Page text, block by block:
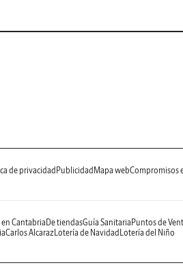
de privacidad Publicidad Mapa webCompromisos
CantabriaDe tiendasGuía Sanitaria Puntos de
Carlos AlcarazLotería de Navidad Lotería del Niño